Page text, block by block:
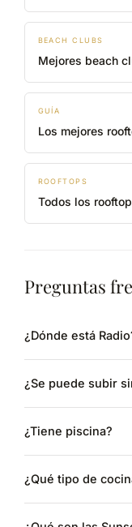
BEACH CLUBS
Mejores beach
GUÍA
Los mejores
ROOFTOPS
Todos los
Preguntas
¿Dónde está
¿Se puede subir
¿Tiene piscina?
¿Qué tipo de